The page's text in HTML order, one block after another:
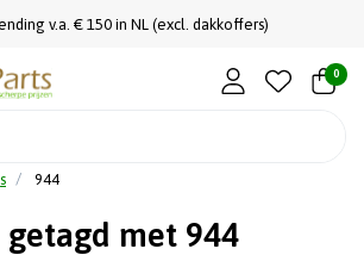
v.a. € 150 in NL (excl. dakkoffers)
0
944
getagd met 944